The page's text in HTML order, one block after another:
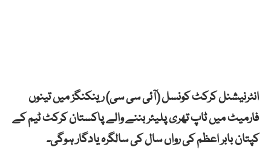
انٹرنیشنل کرکٹ کونسل (آئی سی سی) رینکنگز میں تینوں
فارمیٹ میں ٹاپ تھری پلیئر بننے والے پاکستان کرکٹ ٹیم کے
کپتان بابر اعظم کی رواں سال کی سالگرہ یادگار ہوگی۔